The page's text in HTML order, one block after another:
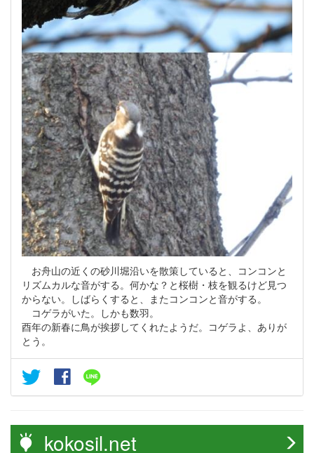
お舟山の近くの砂川堀沿いを散策していると、コンコンと
リズムカルな音がする。何かな？と桜樹・枝を観るけど見つ
からない。しばらくすると、またコンコンと音がする。
コゲラがいた。しかも数羽。
酉年の新春に鳥が挨拶してくれたようだ。コゲラよ、ありが
とう。
kokosil.net